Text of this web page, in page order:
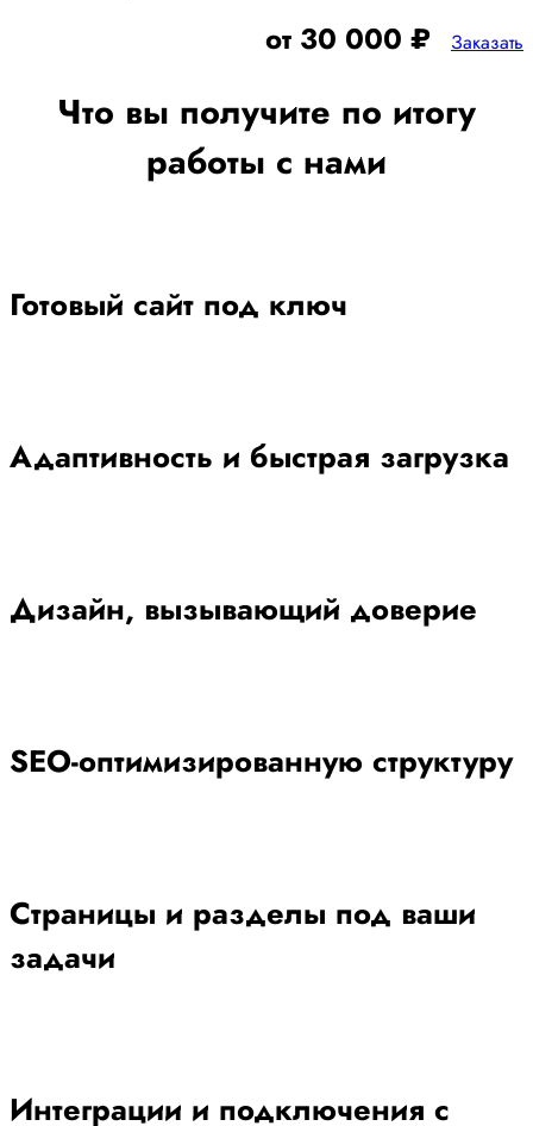
от 30 000 ₽ Заказать
Что вы получите по итогу
работы с нами
Готовый сайт под ключ
Адаптивность и быстрая загрузка
Дизайн, вызывающий доверие
SEO-оптимизированную структуру
Страницы и разделы под ваши
задачи
Интеграции и подключения с